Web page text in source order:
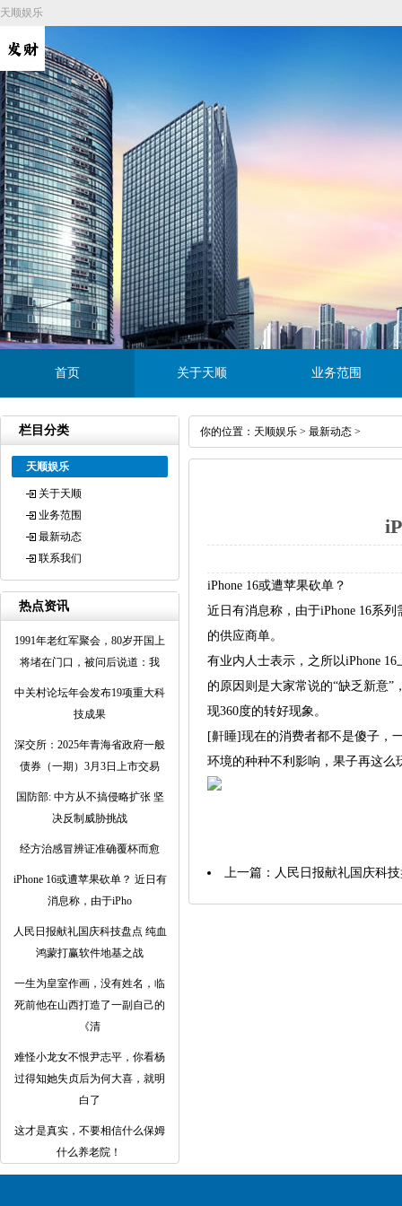
天顺娱乐
首页 关于天顺 业务范围
栏目分类
天顺娱乐
关于天顺
业务范围
最新动态
联系我们
热点资讯
1991年老红军聚会，80岁开国上
将堵在门口，被问后说道：我
中关村论坛年会发布19项重大科
技成果
深交所：2025年青海省政府一般
债券（一期）3月3日上市交易
国防部: 中方从不搞侵略扩张 坚
决反制威胁挑战
经方治感冒辨证准确覆杯而愈
iPhone 16或遭苹果砍单？ 近日有
消息称，由于iPho
人民日报献礼国庆科技盘点 纯血
鸿蒙打赢软件地基之战
一生为皇室作画，没有姓名，临
死前他在山西打造了一副自己的
《清
难怪小龙女不恨尹志平，你看杨
过得知她失贞后为何大喜，就明
白了
这才是真实，不要相信什么保姆
什么养老院！ ​​​
你的位置： 天顺娱乐 > 最新动态 >
iPhone 16或遭苹果砍单？
近日有消息称，由于iPhone 16系
的供应商单。
有业内人士表示，之所以iPhone
的原因则是大家常说的“缺乏新意
现360度的转好现象。
[鼾睡]现在的消费者都不是傻子，
环境的种种不利影响，果子再这么
上一篇： 人民日报献礼国庆科